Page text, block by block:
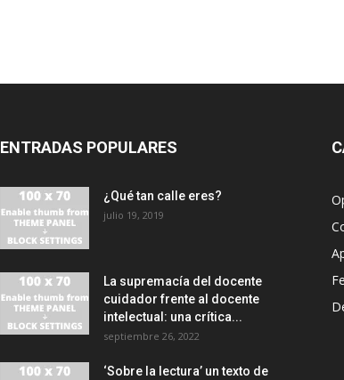
ENTRADAS POPULARES
¿Qué tan calle eres?
julio 19, 2019
La supremacía del docente
cuidador frente al docente
intelectual: una crítica...
septiembre 26, 2022
‘Sobre la lectura’ un texto de